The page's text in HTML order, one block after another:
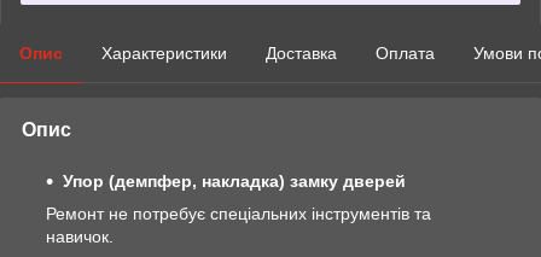
Опис Характеристики Доставка Оплата Умови
Опис
Упор (демпфер, накладка) замку дверей
Ремонт не потребує спеціальних інструментів та
навичок.